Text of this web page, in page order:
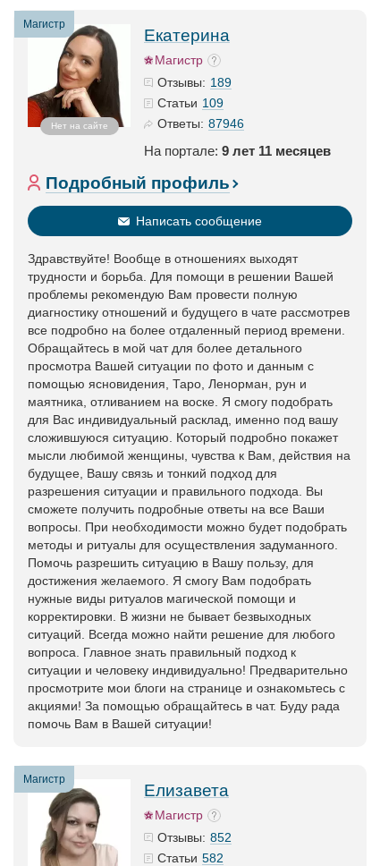
Магистр
Нет на сайте
Екатерина
Магистр
Отзывы: 189
Статьи 109
Ответы: 87946
На портале: 9 лет 11 месяцев
Подробный профиль
Написать сообщение
Здравствуйте! Вообще в отношениях выходят
трудности и борьба. Для помощи в решении Вашей
проблемы рекомендую Вам провести полную
диагностику отношений и будущего в чате рассмотрев
все подробно на более отдаленный период времени.
Обращайтесь в мой чат для более детального
просмотра Вашей ситуации по фото и данным с
помощью ясновидения, Таро, Ленорман, рун и
маятника, отливанием на воске. Я смогу подобрать
для Вас индивидуальный расклад, именно под вашу
сложившуюся ситуацию. Который подробно покажет
мысли любимой женщины, чувства к Вам, действия на
будущее, Вашу связь и тонкий подход для
разрешения ситуации и правильного подхода. Вы
сможете получить подробные ответы на все Ваши
вопросы. При необходимости можно будет подобрать
методы и ритуалы для осуществления задуманного.
Помочь разрешить ситуацию в Вашу пользу, для
достижения желаемого. Я смогу Вам подобрать
нужные виды ритуалов магической помощи и
корректировки. В жизни не бывает безвыходных
ситуаций. Всегда можно найти решение для любого
вопроса. Главное знать правильный подход к
ситуации и человеку индивидуально! Предварительно
просмотрите мои блоги на странице и ознакомьтесь с
акциями! За помощью обращайтесь в чат. Буду рада
помочь Вам в Вашей ситуации!
Магистр
Елизавета
Магистр
Отзывы: 852
Статьи 582